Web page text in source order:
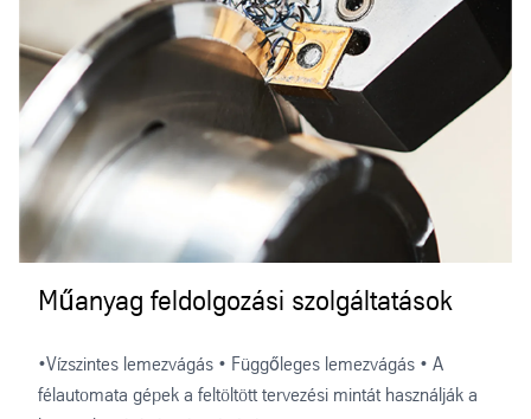
Műanyag feldolgozási szolgáltatások
•Vízszintes lemezvágás • Függőleges lemezvágás • A
félautomata gépek a feltöltött tervezési mintát használják a